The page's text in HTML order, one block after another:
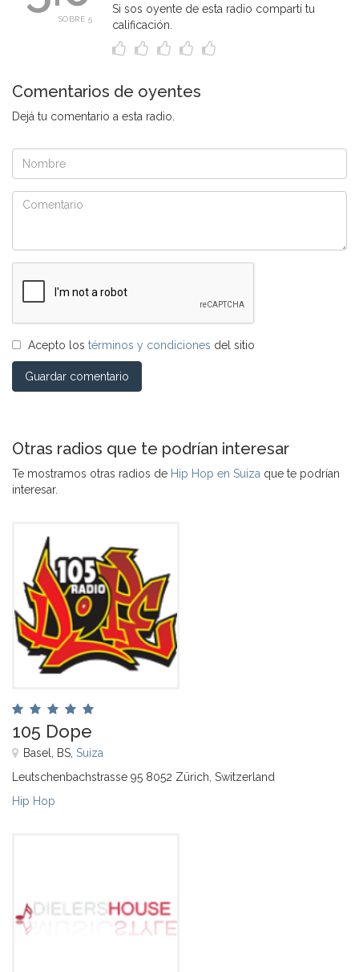
SOBRE 5
Si sos oyente de esta radio compartí tu
calificación.
Comentarios de oyentes
Dejá tu comentario a esta radio.
Acepto los términos y condiciones del sitio
Guardar comentario
Otras radios que te podrían interesar
Te mostramos otras radios de Hip Hop en Suiza que te podrían
interesar.
105 Dope
Basel, BS, Suiza
Leutschenbachstrasse 95 8052 Zürich, Switzerland
Hip Hop